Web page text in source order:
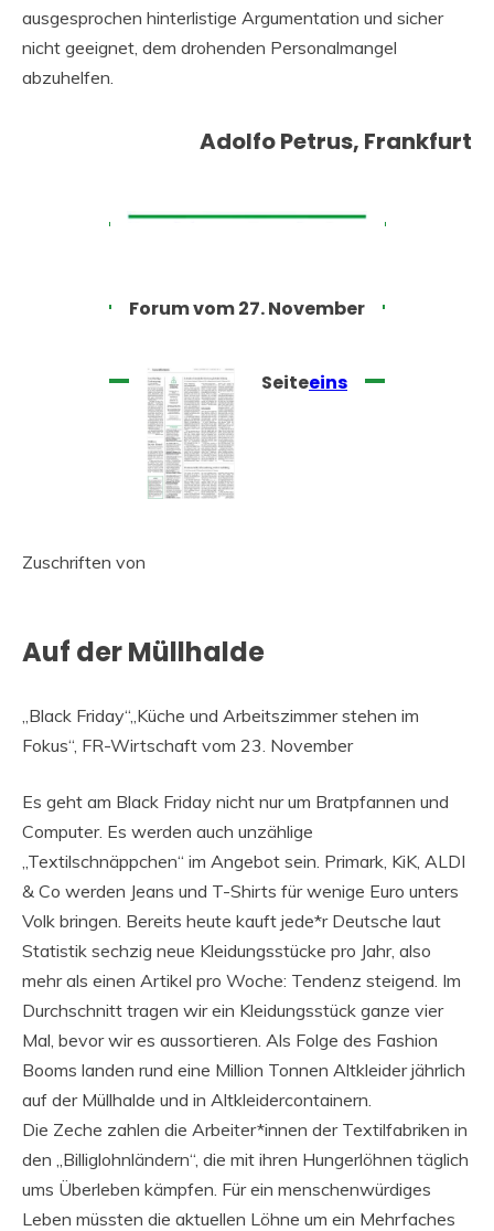
ausgesprochen hinterlistige Argumentation und sicher
nicht geeignet, dem drohenden Personalmangel
abzuhelfen.
Adolfo Petrus, Frankfurt
Forum vom 27. November
Seiteeins
Zuschriften von
Auf der Müllhalde
„Black Friday“„Küche und Arbeitszimmer stehen im
Fokus“, FR-Wirtschaft vom 23. November
Es geht am Black Friday nicht nur um Bratpfannen und
Computer. Es werden auch unzählige
„Textilschnäppchen“ im Angebot sein. Primark, KiK, ALDI
& Co werden Jeans und T-Shirts für wenige Euro unters
Volk bringen. Bereits heute kauft jede*r Deutsche laut
Statistik sechzig neue Kleidungsstücke pro Jahr, also
mehr als einen Artikel pro Woche: Tendenz steigend. Im
Durchschnitt tragen wir ein Kleidungsstück ganze vier
Mal, bevor wir es aussortieren. Als Folge des Fashion
Booms landen rund eine Million Tonnen Altkleider jährlich
auf der Müllhalde und in Altkleidercontainern.
Die Zeche zahlen die Arbeiter*innen der Textilfabriken in
den „Billiglohnländern“, die mit ihren Hungerlöhnen täglich
ums Überleben kämpfen. Für ein menschenwürdiges
Leben müssten die aktuellen Löhne um ein Mehrfaches